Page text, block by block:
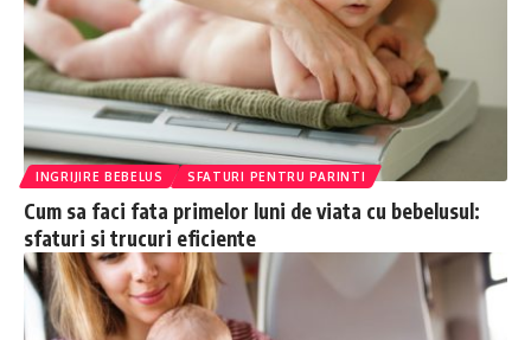
INGRIJIRE BEBELUS SFATURI PENTRU PARINTI
Cum sa faci fata primelor luni de viata cu bebelusul:
sfaturi si trucuri eficiente